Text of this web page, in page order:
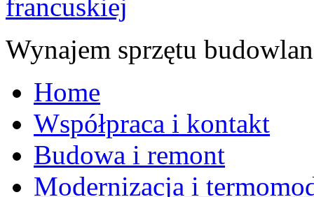
Wynajem sprzętu
Home
Współpraca i kontakt
Budowa i remont
Modernizacja i